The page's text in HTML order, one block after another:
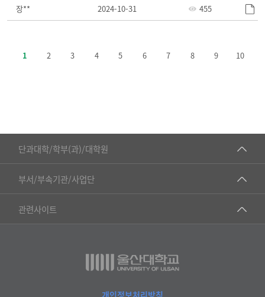
목,
록
장** 2024-10-31 455
1 2 3 4 5 6 7 8 9 10
단과대학/학부(과)/대학원
■인문대학
▷국어국문학부
▷일본어·일본학과
▷프랑스어·프랑스학과
부서/부속기관/사업단
공동기기센터
공학교육혁신센터
관련사이트
건강가정지원센터
교수협의회
개인정보처리방침